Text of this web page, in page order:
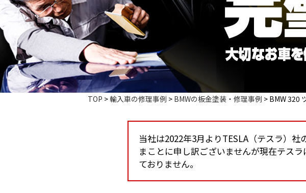
TOP >輸入車の修理事例 > BMWの板金塗装・修理事例 > BMW 320
当社は2022年3月よりTESLA（テスラ）社
まことに申し訳ございませんが現在テス
ておりません。